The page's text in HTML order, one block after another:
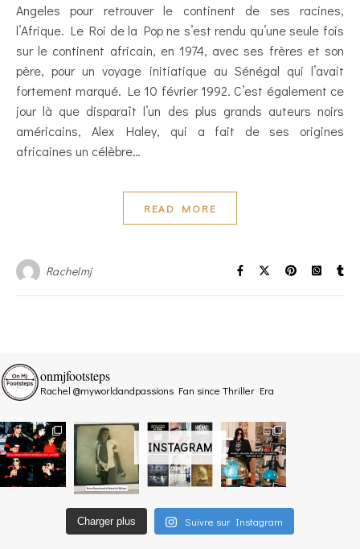
Angeles pour retrouver le continent de ses racines,
l’Afrique. Le Roi de la Pop ne s’est rendu qu’une seule fois
sur le continent africain, en 1974, avec ses frères et son
père, pour un voyage initiatique au Sénégal qui l’avait
fortement marqué. Le 10 février 1992. C’est également ce
jour là que disparaît l’un des plus grands auteurs noirs
américains, Alex Haley, qui a fait de ses origines
africaines un célèbre…
READ MORE
Rachelmj
INSTAGRAM
onmjfootsteps
Rachel @myworldandpassions Fan since Thriller Era
Charger plus Suivre sur Instagram